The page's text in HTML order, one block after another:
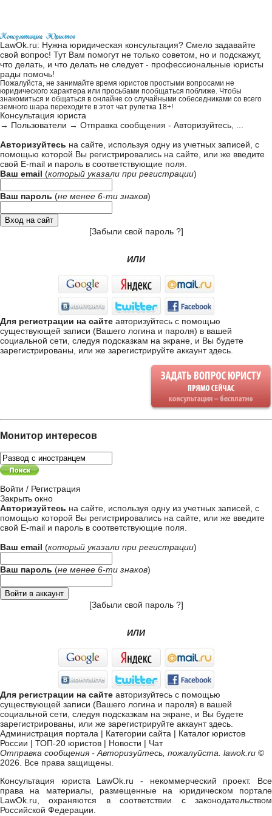
LawOk.ru: Нужна юридическая консультация? Смело задавайте
свой вопрос! Тут Вам помогут не только советом, но и подскажут,
что делать, и что делать не следует - профессиональные юристы
рады помочь!
Пожалуйста, не занимайте время юристов простыми вопросами не
юридического характера или просьбами пообщаться поближе. Чтобы
знакомиться и общаться в онлайне со случайными собеседниками со всего
земного шара переходите в этот чат рулетка 18+!
Консультация юриста
→ Пользователи → Отправка сообщения - Авторизуйтесь, ...
Авторизуйтесь на сайте, используя одну из учетных записей, с
помощью которой Вы регистрировались на сайте, или же введите
свой E-mail и пароль в соответствующие поля
Ваш email (который указали при регистрации)
Ваш пароль (не менее 6-ти знаков)
[Забыли свой пароль ?]
ИЛИ
Для регистрации на сайте авторизуйтесь с помощью
существующей записи (Вашего логина и пароля) в вашей
социальной сети, следуя подсказкам на экране, и Вы будете
зарегистрированы, или же зарегистрируйте аккаунт здесь
Монитор интересов
Войти / Регистрация
Закрыть окно
Авторизуйтесь на сайте, используя одну из учетных записей, с
помощью которой Вы регистрировались на сайте, или же введите
свой E-mail и пароль в соответствующие поля
Ваш email (который указали при регистрации)
Ваш пароль (не менее 6-ти знаков)
[Забыли свой пароль ?]
ИЛИ
Для регистрации на сайте авторизуйтесь с помощью
существующей записи (Вашего логина и пароля) в вашей
социальной сети, следуя подсказкам на экране, и Вы будете
зарегистрированы, или же зарегистрируйте аккаунт здесь
Администрация портала | Категории сайта | Каталог юристов
России | ТОП-20 юристов | Новости | Чат
Отправка сообщения - Авторизуйтесь, пожалуйста. lawok.ru ©
2026. Все права защищены.
Консультация юриста LawOk.ru - некоммерческий проект. Все
права на материалы, размещенные на юридическом портале
LawOk.ru, охраняются в соответствии с законодательством
Российской Федерации.